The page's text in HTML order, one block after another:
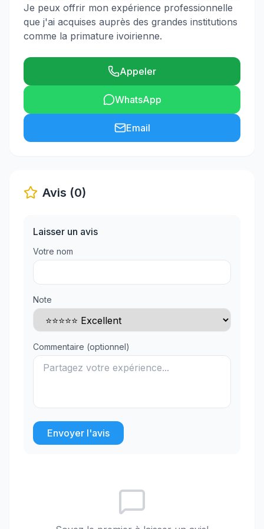
Je peux offrir mon expérience professionnelle
que j'ai acquises auprès des grandes institutions
comme la primature ivoirienne.
Appeler
WhatsApp
Email
Avis (0)
Laisser un avis
Votre nom
Note
Commentaire (optionnel)
Envoyer l'avis